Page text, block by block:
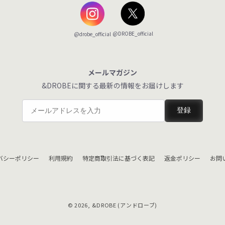
@drobe_official @DROBE_official
メールマガジン
&DROBEに関する最新の情報をお届けします
登録
シーポリシー 利用規約 特定商取引法に基づく表記 返金ポリシー お問
© 2026, &DROBE (アンドローブ)